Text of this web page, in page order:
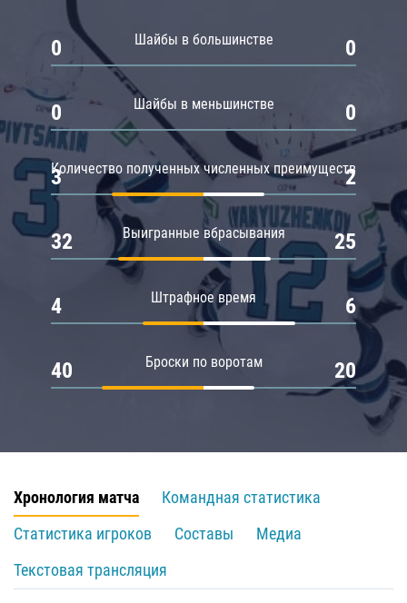
Шайбы в большинстве
0 0
Шайбы в меньшинстве
0 0
Количество полученных численных преимуществ
3 2
Выигранные вбрасывания
32 25
Штрафное время
4 6
Броски по воротам
40 20
Хронология матча
Командная статистика
Статистика игроков
Составы
Медиа
Текстовая трансляция